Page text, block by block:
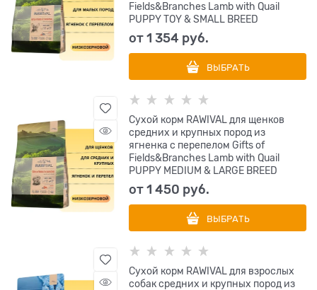
Fields&Branches Lamb with Quail
PUPPY TOY & SMALL BREED
от1 354 руб.
ВЫБРАТЬ
Сухой корм RAWIVAL для щенков
средних и крупных пород из
ягненка с перепелом Gifts of
Fields&Branches Lamb with Quail
PUPPY MEDIUM & LARGE BREED
от1 450 руб.
ВЫБРАТЬ
Сухой корм RAWIVAL для взрослых
собак средних и крупных пород из